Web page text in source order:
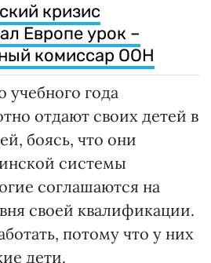
кризис
Европе урок –
комиссар ООН
учебного года
отдают своих детей в
боясь, что они
системы
соглашаются на
своей квалификации.
потому что у них
дети.